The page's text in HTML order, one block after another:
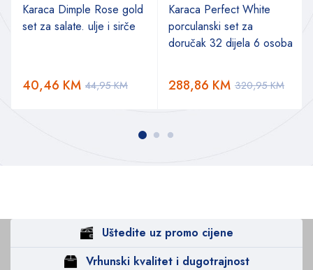
Karaca Dimple Rose gold
set za salate. ulje i sirče
44,95KM
40,46 KM
Karaca Perfect White
porculanski set za
doručak 32 dijela 6 osoba
320,95KM
288,86 KM
Uštedite uz promo cijene
Vrhunski kvalitet i dugotrajnost